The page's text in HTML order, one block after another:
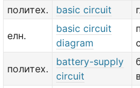
политех.
basic circuit
елн.
basic circuit
diagram
политех.
battery-supply
circuit